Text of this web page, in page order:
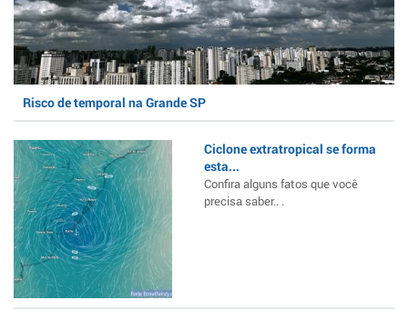
Risco de temporal na Grande SP
Ciclone extratropical se forma
esta...
Confira alguns fatos que você
precisa saber.. .